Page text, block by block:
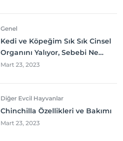
Genel
Kedi ve Köpeğim Sık Sık Cinsel
Organını Yalıyor, Sebebi Ne
Olabilir? Neler yapmalıyım?
Mart 23, 2023
Diğer Evcil Hayvanlar
Chinchilla Özellikleri ve Bakımı
Mart 23, 2023